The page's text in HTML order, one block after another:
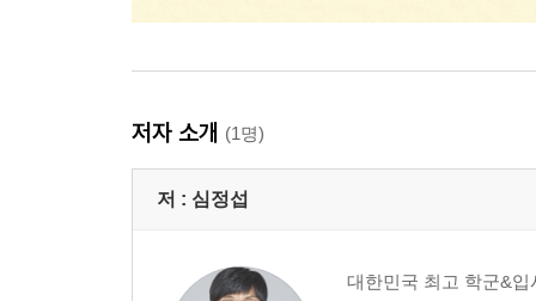
저자 소개 (1명)
저 : 심정섭
대한민국 최고 학군&